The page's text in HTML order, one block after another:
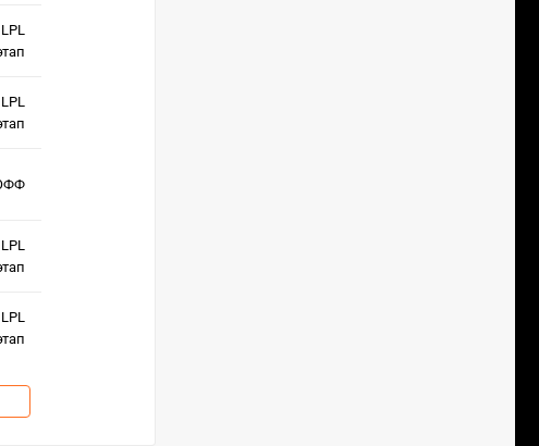
LPL
LPL
LPL
LPL